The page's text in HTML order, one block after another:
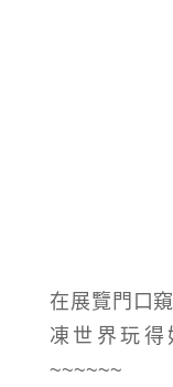
在展覽門口
凍世界玩
~~~~~~